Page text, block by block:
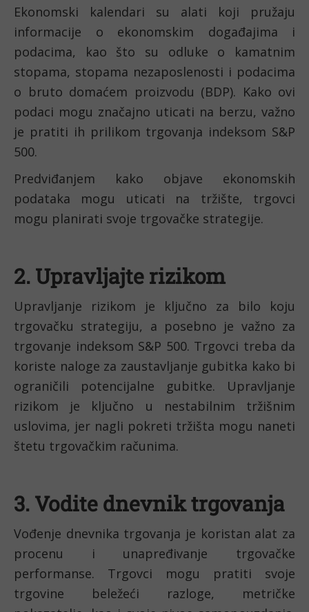
Ekonomski kalendari su alati koji pružaju
informacije o ekonomskim događajima i
podacima, kao što su odluke o kamatnim
stopama, stopama nezaposlenosti i podacima
o bruto domaćem proizvodu (BDP). Kako ovi
podaci mogu značajno uticati na berzu, važno
je pratiti ih prilikom trgovanja indeksom S&P
500.
Predviđanjem kako objave ekonomskih
podataka mogu uticati na tržište, trgovci
mogu planirati svoje trgovačke strategije.
2. Upravljajte rizikom
Upravljanje rizikom je ključno za bilo koju
trgovačku strategiju, a posebno je važno za
trgovanje indeksom S&P 500. Trgovci treba da
koriste naloge za zaustavljanje gubitka kako bi
ograničili potencijalne gubitke. Upravljanje
rizikom je ključno u nestabilnim tržišnim
uslovima, jer nagli pokreti tržišta mogu naneti
štetu trgovačkim računima.
3. Vodite dnevnik trgovanja
Vođenje dnevnika trgovanja je koristan alat za
procenu i unapređivanje trgovačke
performanse. Trgovci mogu pratiti svoje
trgovine beležeći razloge, metričke